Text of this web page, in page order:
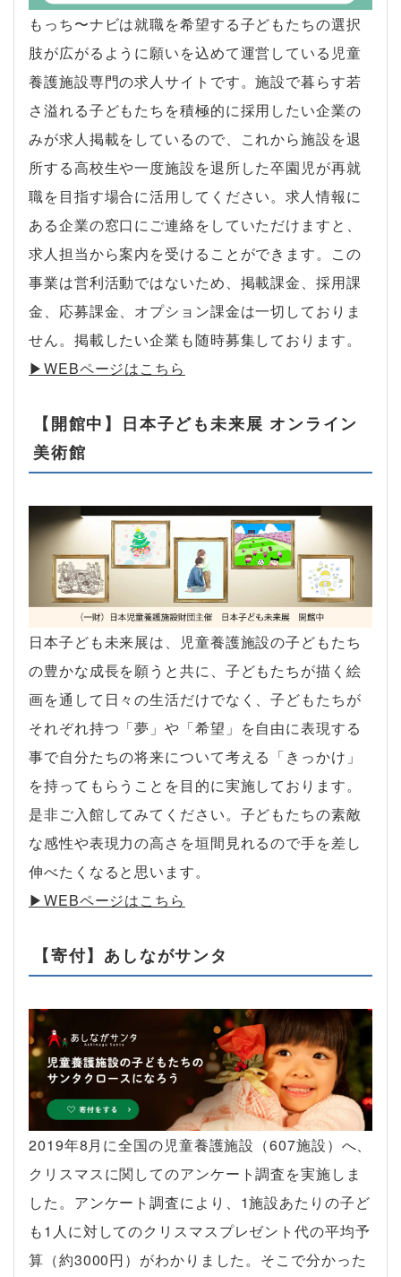
もっち〜ナビは就職を希望する子どもたちの選択
肢が広がるように願いを込めて運営している児童
養護施設専門の求人サイトです。施設で暮らす若
さ溢れる子どもたちを積極的に採用したい企業の
みが求人掲載をしているので、これから施設を退
所する高校生や一度施設を退所した卒園児が再就
職を目指す場合に活用してください。求人情報に
ある企業の窓口にご連絡をしていただけますと、
求人担当から案内を受けることができます。この
事業は営利活動ではないため、掲載課金、採用課
金、応募課金、オプション課金は一切しておりま
せん。掲載したい企業も随時募集しております。
▶︎WEBページはこちら
【開館中】日本子ども未来展 オンライン
美術館
日本子ども未来展は、児童養護施設の子どもたち
の豊かな成長を願うと共に、子どもたちが描く絵
画を通して日々の生活だけでなく、子どもたちが
それぞれ持つ「夢」や「希望」を自由に表現する
事で自分たちの将来について考える「きっかけ」
を持ってもらうことを目的に実施しております。
是非ご入館してみてください。子どもたちの素敵
な感性や表現力の高さを垣間見れるので手を差し
伸べたくなると思います。
▶︎WEBページはこちら
【寄付】あしながサンタ
2019年8月に全国の児童養護施設（607施設）へ、
クリスマスに関してのアンケート調査を実施しま
した。アンケート調査により、1施設あたりの子ど
も1人に対してのクリスマスプレゼント代の平均予
算（約3000円）がわかりました。そこで分かった